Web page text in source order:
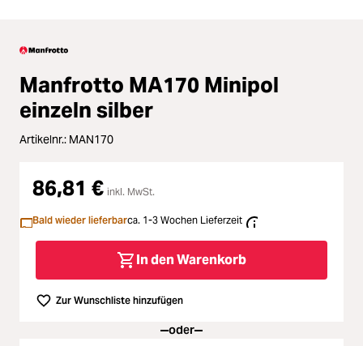
Loading...
Zubehör
Loading...
Licht & Studio
Loading...
Loading...
Ferngläser
Loading...
Second Hand
Loading...
SALE
Loading...
Manfrotto MA170 Minipol
einzeln silber
Artikelnr.: MAN170
86,81 € inkl. MwSt.
Bald wieder lieferbarca. 1-3 Wochen Lieferzeit
In den Warenkorb
Zur Wunschliste hinzufügen
oder